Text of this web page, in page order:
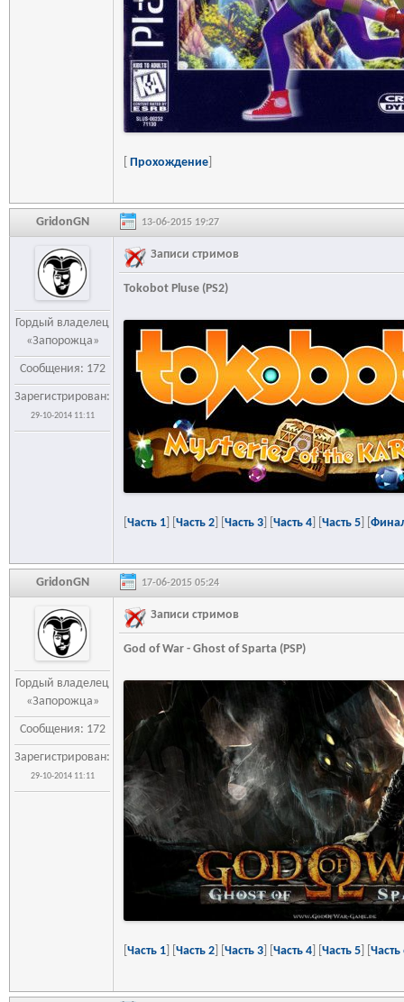
Прохождение
GridonGN 13-06-2015 19:27
Гордый владелец
«Запорожца»
Сообщения: 172
Зарегистрирован:
29-10-2014 11:11
Записи стримов
Tokobot Pluse (PS2)
Часть 1 Часть 2 Часть 3 Часть 4 Часть 5
GridonGN 17-06-2015 05:24
Гордый владелец
«Запорожца»
Сообщения: 172
Зарегистрирован:
29-10-2014 11:11
Записи стримов
God of War - Ghost of Sparta (PSP)
Часть 1 Часть 2 Часть 3 Часть 4 Часть 5 Часть